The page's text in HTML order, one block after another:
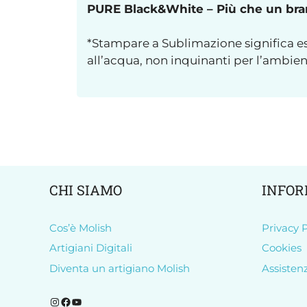
PURE Black&White – Più che un
*Stampare a Sublimazione significa
all’acqua, non inquinanti per
CHI SIAMO
Cos’è Molish
Artigiani Digitali
Diventa un artigiano Molish
Segui Molish su Instagram
Segui Molish su Facebook
Iscriviti al nostro canale YouTube
Privacy
Cookies